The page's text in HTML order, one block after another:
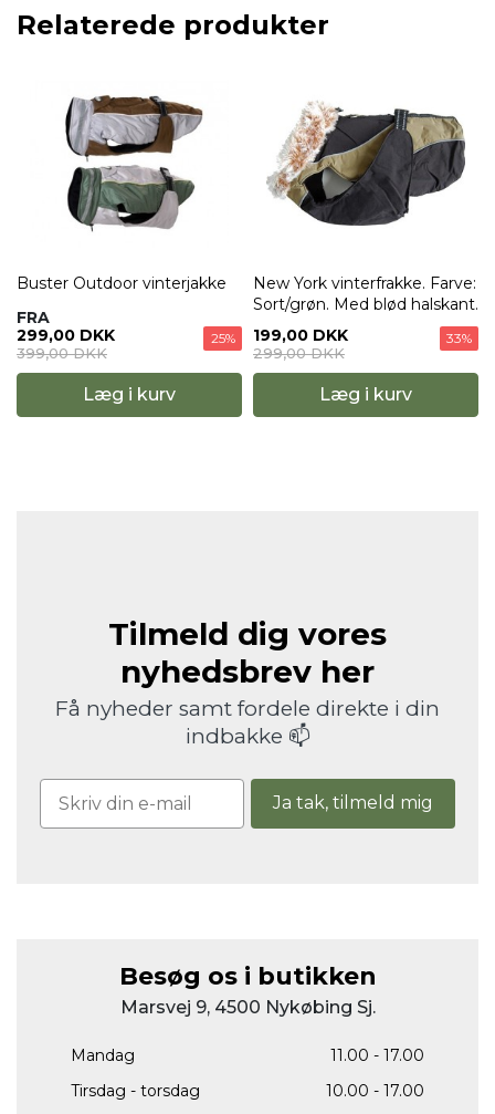
Relaterede produkter
Buster Outdoor vinterjakke
FRA
299,00 DKK
399,00 DKK
25%
Læg i kurv
New York vinterfrakke. Farve:
Sort/grøn. Med blød halskant.
199,00 DKK
299,00 DKK
33%
Læg i kurv
Tilmeld dig vores
nyhedsbrev her
Få nyheder samt fordele direkte i din
indbakke 📫
Ja tak, tilmeld mig
Besøg os i butikken
Marsvej 9, 4500 Nykøbing Sj.
Mandag
11.00 - 17.00
Tirsdag - torsdag
10.00 - 17.00